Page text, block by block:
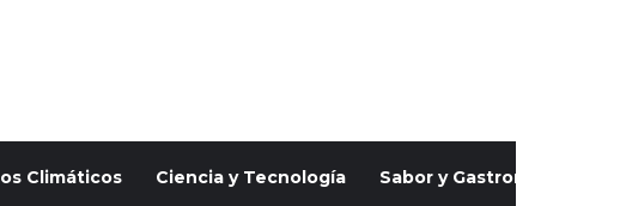
Climáticos Ciencia y Tecnología Sabor y Gastronomía